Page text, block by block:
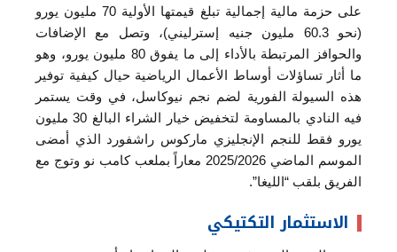
على حزمة مالية إجمالية تبلغ قيمتها الأولية 70 مليون يورو
(نحو 60.3 مليون جنيه إسترليني)، وتصل مع الإضافات
والحوافز المرتبطة بالأداء إلى ما يفوق 80 مليون يورو، وهو
ما أثار تساؤلات أوساط الأعمال الرياضية حيال كيفية توفير
هذه السيولة الفورية لضم نجم نيوكاسل، في وقت يستمر
فيه النادي بالمساومة لتخفيض خيار الشراء البالغ 30 مليون
يورو فقط للنجم الإنجليزي ماركوس راشفورد الذي أمضى
الموسم الماضي 2025/2026 معاراً بملعب كامب نو وتوج مع
الفريق بلقب “الليغا”.
الاستثمار التكتيكي